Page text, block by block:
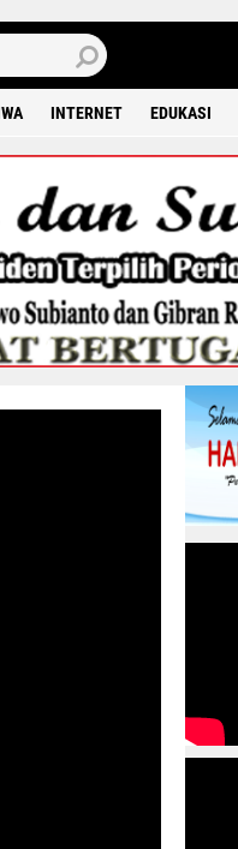
INTERNET EDUKASI